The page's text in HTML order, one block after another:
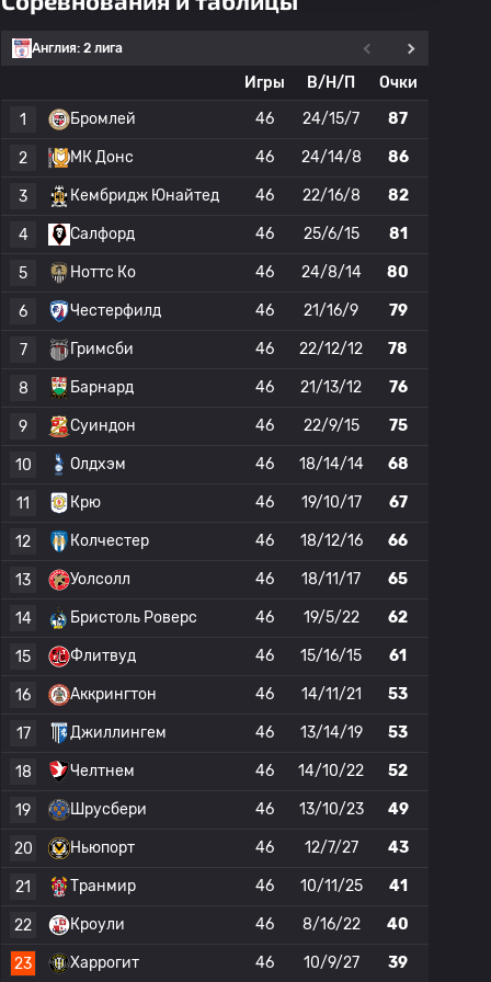
Англия: 2 лига
Игры В/Н/П
Очки
1
Бромлей 46 24/15/7 87
2 МК Донс 46 24/14/8 86
3 Кембридж Юнайтед 46 22/16/8 82
4 Салфорд 46 25/6/15 81
5 Ноттс Ко 46 24/8/14 80
6 Честерфилд 46 21/16/9 79
7 Гримсби 46 22/12/12 78
8 Барнард 46 21/13/12 76
9 Суиндон 46 22/9/15 75
10 Олдхэм 46 18/14/14 68
11 Крю 46 19/10/17 67
12 Колчестер 46 18/12/16 66
13 Уолсолл 46 18/11/17 65
14 Бристоль Роверс 46 19/5/22 62
15 Флитвуд 46 15/16/15 61
16 Аккрингтон 46 14/11/21 53
17 Джиллингем 46 13/14/19 53
18 Челтнем 46 14/10/22 52
19 Шрусбери 46 13/10/23 49
20 Ньюпорт 46 12/7/27 43
21 Транмир 46 10/11/25 41
22 Кроули 46 8/16/22 40
23 Харрогит 46 10/9/27 39